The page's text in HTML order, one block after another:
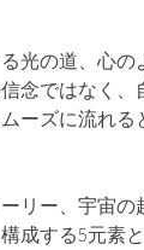
光の道、心の
念ではなく
ーズに流れ
リー、宇宙の
成する5元素